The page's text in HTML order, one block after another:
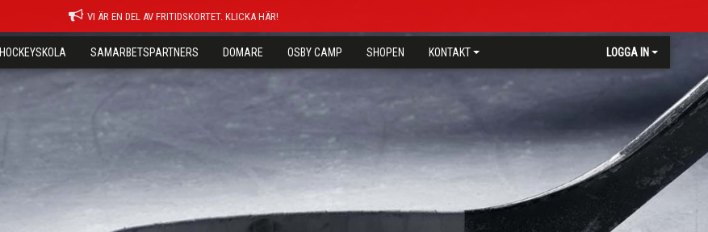
VI ÄR EN DEL AV FRITIDSKORTET. KLICKA HÄR!
HOCKEYSKOLA SAMARBETSPARTNERS DOMARE OSBY CAMP SHOPEN KONTAKT LOGGA IN